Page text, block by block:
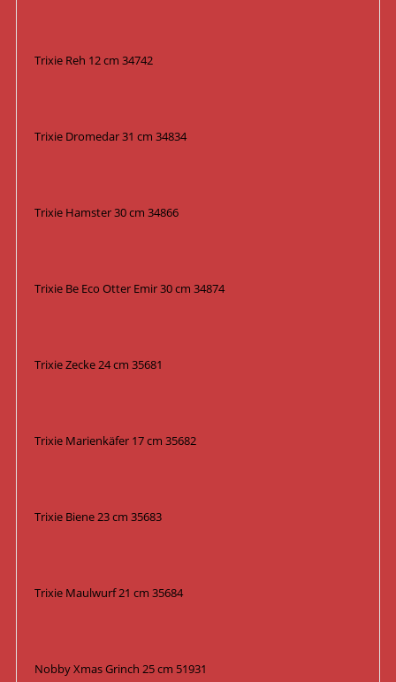
Trixie Reh 12 cm 34742
Trixie Dromedar 31 cm 34834
Trixie Hamster 30 cm 34866
Trixie Be Eco Otter Emir 30 cm 34874
Trixie Zecke 24 cm 35681
Trixie Marienkäfer 17 cm 35682
Trixie Biene 23 cm 35683
Trixie Maulwurf 21 cm 35684
Nobby Xmas Grinch 25 cm 51931